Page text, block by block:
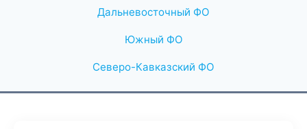
Дальневосточный ФО
Южный ФО
Северо-Кавказский ФО